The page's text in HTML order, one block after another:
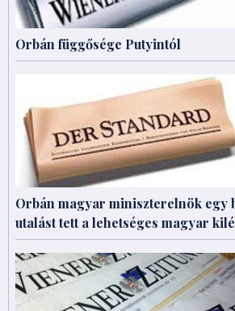
Orbán függősége Putyintól
Orbán magyar miniszterelnök egy
utalást tett a lehetséges magyar